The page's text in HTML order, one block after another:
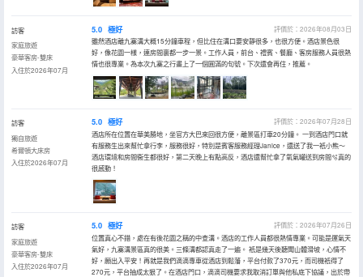
訪客
家庭旅遊
豪華客房-雙床
入住於2026年07月
5.0 極好
評價於：2026年08月03日
雖然酒店離九寨溝大概15分鐘車程，但比住在溝口要安靜很多，也很方便。酒店景色很
好，像花園一樣，連房間裏都一步一景。工作人員，前台、禮賓、餐廳、客房服務人員很熱
情也很專業。為本次九寨之行畫上了一個圓滿的句號。下次還會再住，推薦。
訪客
獨自旅遊
希爾頓大床房
入住於2026年07月
5.0 極好
評價於：2026年07月28日
酒店所在位置在華美勝地，坐官方大巴來回很方便，離景區打車20分鐘。 一到酒店門口就
有服務生出來幫忙拿行李，服務很好，特別是賓客服務經理Janice，還送了我一衹小熊～
酒店環境和房間衞生都很好，第二天晚上有點高反，酒店還幫忙拿了氧氣罐送到房間🫧真的
很感動！
訪客
家庭旅遊
豪華客房-雙床
入住於2026年07月
5.0 極好
評價於：2026年07月26日
位置真心不錯，處在有後花園之稱的中查溝。酒店的工作人員都很熱情專業。可能是運氣天
氣好，九寨溝景區真的很美。三條溝都認真走了一遍。 衹是幾天後聽聞山體滑坡，心情不
好，願出入平安！再就是我們滴滴專車從酒店到鬆藩，平台付款了370元，而司機衹得了
270元，平台抽成太狠了。在酒店門口，滴滴司機要求我取消訂單與他私底下協議，出於帶